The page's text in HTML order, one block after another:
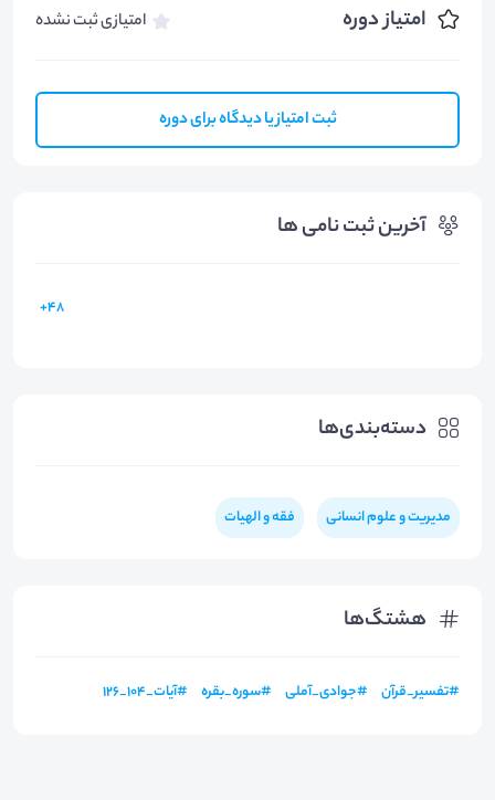
امتیاز دوره امتیازی ثبت نشده
ثبت امتیاز یا دیدگاه برای دوره
آخرین ثبت نامی ها
48+
دسته‌بندی‌ها
مدیریت و علوم انسانی فقه و الهیات
هشتگ‌ها
#تفسیر_قرآن #جوادی_آملی #سوره_بقره #آیات_104_126